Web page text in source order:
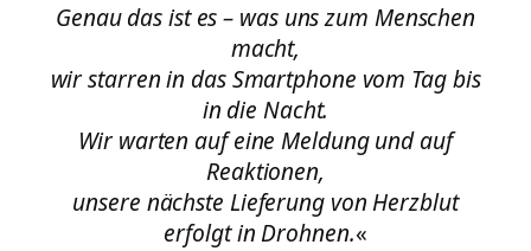
Genau das ist es – was uns zum Menschen
macht,
wir starren in das Smartphone vom Tag bis
in die Nacht.
Wir warten auf eine Meldung und auf
Reaktionen,
unsere nächste Lieferung von Herzblut
erfolgt in Drohnen.«